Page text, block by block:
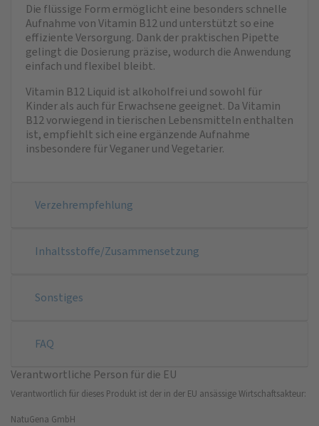
Die flüssige Form ermöglicht eine besonders schnelle
Aufnahme von Vitamin B12 und unterstützt so eine
effiziente Versorgung. Dank der praktischen Pipette
gelingt die Dosierung präzise, wodurch die Anwendung
einfach und flexibel bleibt.
Vitamin B12 Liquid ist alkoholfrei und sowohl für
Kinder als auch für Erwachsene geeignet. Da Vitamin
B12 vorwiegend in tierischen Lebensmitteln enthalten
ist, empfiehlt sich eine ergänzende Aufnahme
insbesondere für Veganer und Vegetarier.
Verzehrempfehlung
Inhaltsstoffe/Zusammensetzung
Sonstiges
FAQ
Verantwortliche Person für die EU
Verantwortlich für dieses Produkt ist der in der EU ansässige Wirtschaftsakteur:
NatuGena GmbH